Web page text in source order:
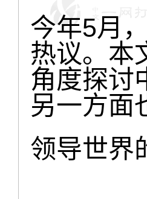
今年5月
热议。本
角度探讨
另一方面
领导世界